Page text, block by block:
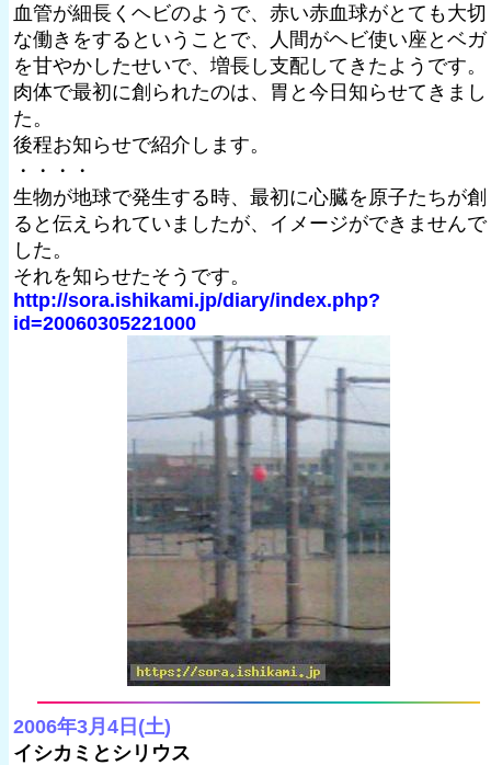
血管が細長くヘビのようで、赤い赤血球がとても大切
な働きをするということで、人間がヘビ使い座とベガ
を甘やかしたせいで、増長し支配してきたようです。
肉体で最初に創られたのは、胃と今日知らせてきまし
た。
後程お知らせで紹介します。
・・・・
生物が地球で発生する時、最初に心臓を原子たちが創
ると伝えられていましたが、イメージができませんで
した。
それを知らせたそうです。
http://sora.ishikami.jp/diary/index.php?
id=20060305221000
2006年3月4日(土)
イシカミとシリウス